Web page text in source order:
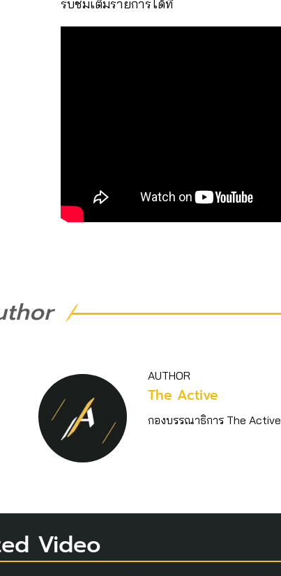
รับชมเต็มรายการได้ที่
AUTHOR
The Active
กองบรรณาธิการ The Active
Video